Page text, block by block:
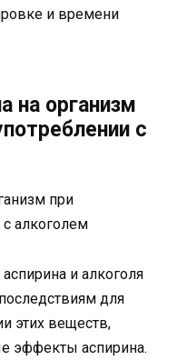
и времени
на организм
с
и алкоголя
для
этих веществ,
эффекты аспирина.